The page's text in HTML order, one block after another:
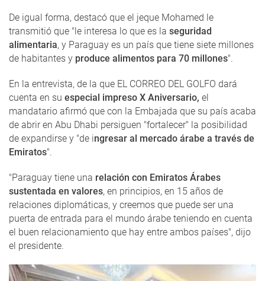
De igual forma, destacó que el jeque Mohamed le
transmitió que "le interesa lo que es la seguridad
alimentaria, y Paraguay es un país que tiene siete millones
de habitantes y produce alimentos para 70 millones".
En la entrevista, de la que EL CORREO DEL GOLFO dará
cuenta en su especial impreso X Aniversario, el
mandatario afirmó que con la Embajada que su país acaba
de abrir en Abu Dhabi persiguen "fortalecer" la posibilidad
de expandirse y "de ingresar al mercado árabe a través de
Emiratos".
"Paraguay tiene una relación con Emiratos Árabes
sustentada en valores, en principios, en 15 años de
relaciones diplomáticas, y creemos que puede ser una
puerta de entrada para el mundo árabe teniendo en cuenta
el buen relacionamiento que hay entre ambos países", dijo
el presidente.